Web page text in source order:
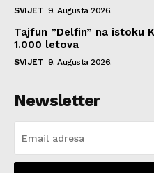
SVIJET 9. Augusta 2026.
Tajfun ”Delfin” na istoku
1.000 letova
SVIJET 9. Augusta 2026.
Newsletter